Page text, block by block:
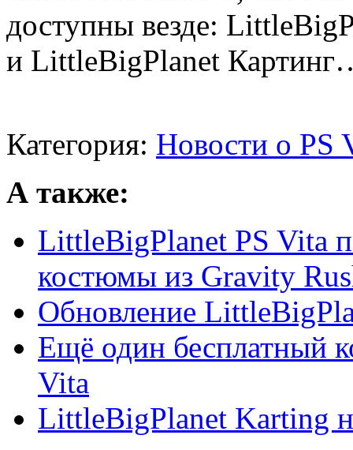
доступны везде:
и LittleBigPlanet
Категория: Новости о PS
А также:
LittleBigPlanet PS Vita
костюмы из Gravity
Обновление
Ещё один бесплатный
Vita
LittleBigPlanet Karting